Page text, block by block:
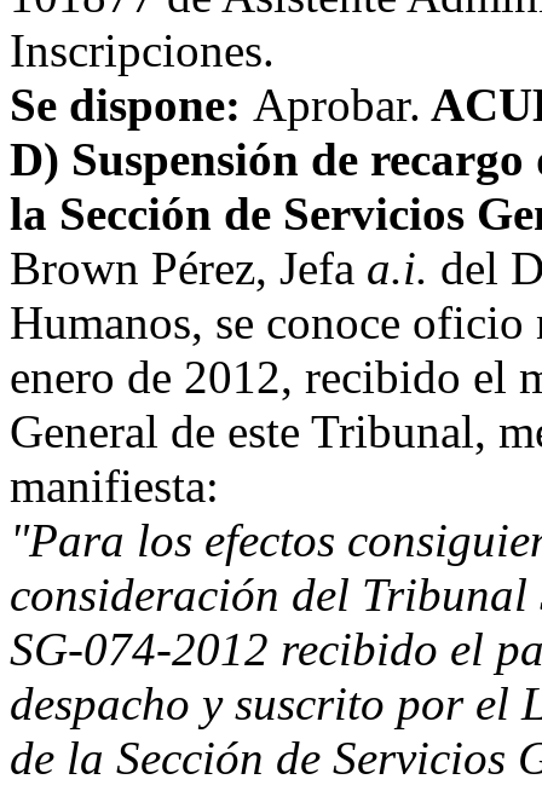
Inscripciones.
Se dispone: Aprobar.
D) Suspensión de
la Sección de Servicios
Brown Pérez, Jefa a.i. del
Humanos, se conoce
enero de 2012, recibido el
General de este Tribunal,
manifiesta:
"Para los efectos
consideración del Tribunal
SG-074-2012 recibido el
despacho y suscrito por el
de la Sección de Servicios